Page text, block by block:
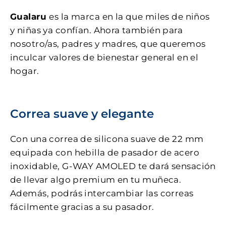
Gualarues la marca en la que miles de niños
y niñas ya confían. Ahora también para
nosotro/as, padres y madres, que queremos
inculcar valores de bienestar general en el
hogar.
Correa suave y elegante
Con una correa de silicona suave de 22 mm
equipada con hebilla de pasador de acero
inoxidable, G-WAY AMOLED te dará sensación
de llevar algo premium en tu muñeca.
Además, podrás intercambiar las correas
fácilmente gracias a su pasador.